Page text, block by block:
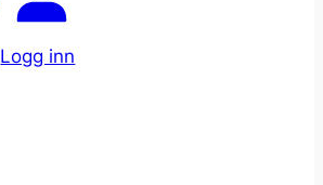
Logg inn